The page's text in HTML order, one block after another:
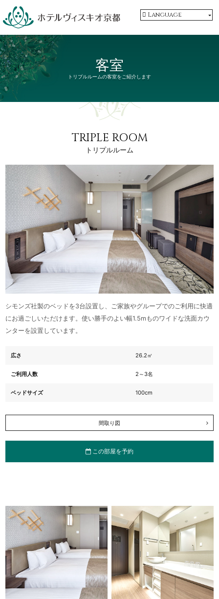
Language
客室
トリプルルームの客室をご紹介します
TRIPLE ROOM
トリプルルーム
シモンズ社製のベッドを3台設置し、ご家族やグループでのご利用に快適
にお過ごしいただけます。使い勝手のよい幅1.5mものワイドな洗面カウ
ンターを設置しています。
広さ 26.2㎡
ご利用人数 2～3名
ベッドサイズ 100cm
間取り図
この部屋を予約